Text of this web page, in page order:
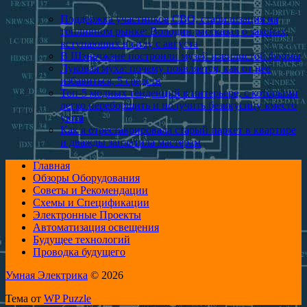
Поддержка участников СВО, стабилизация на
топливном рынке: Володин рассказал о законах,
вступающих в силу с августа
В Шэньчжэне построили музей извилистой формы
Луковая муха: почему появляется, как от нее
избавиться, 5 средств
Топ-5 модных тенденций в интерьере, с которыми
легко переборщить и получить безвкусицу вместо
уюта
Как я отреставриро­вала старый паркет в квартире
и дважды заплатила мастерам
Главная
Обзоры Оборудования
Советы и Рекомендации
Схемы и Спецификации
Электронные Проекты
Автоматизация освещения
Будущее технологий
Проводка будущего
Умная Электрика © 2026
Тема от WP Puzzle